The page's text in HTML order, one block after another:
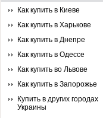
Как купить в Киеве
Как купить в Харькове
Как купить в Днепре
Как купить в Одессе
Как купить во Львове
Как купить в Запорожье
Купить в других городах
Украины